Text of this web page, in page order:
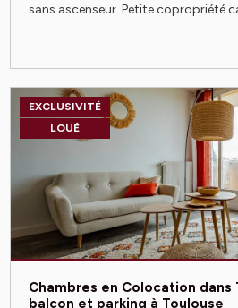
sans ascenseur. Petite copropriété
EXCLUSIVITÉ
LOUÉ
Chambres en Colocation dans
balcon et parking à Toulouse